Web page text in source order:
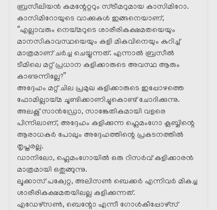
ബ്രസീലിയൻ കമന്റേറ്ററും സ്ട്രീമറുമായ കാസിമിറോ.
കാസിമിറോയുടെ വാക്കുകൾ ഇങ്ങനെയാണ്,
“എല്ലാവരും നെയ്മറുടെ ശാരീരികക്ഷമതയെയും
മാനസികാവസ്ഥയെയും കളി മികവിനെയും കുറിച്ച്
മാത്രമാണ് ചർച്ച ചെയ്യുന്നത്. എന്നാൽ ബ്രസീൽ
ടീമിലെ മറ്റ് പ്രധാന കളിക്കാരുടെ അവസ്ഥ ആരും
കാണുന്നില്ലേ?”
അദ്ദേഹം മറ്റ് ചില പ്രമുഖ കളിക്കാരുടെ ഇപ്പോഴത്തെ
ഫോമില്ലായ്മ ചൂണ്ടിക്കാണിച്ചുകൊണ്ട് ചോദിക്കുന്നു.
അലക്സ് സാൻഡ്രോ, സാങ്കേതികമായി വളരെ
പിന്നിലാണ്, അദ്ദേഹം കളിക്കുന്ന ഫ്ലെമംഗോ ക്ലബ്ബിന്റെ
ആരാധകർ പോലും അദ്ദേഹത്തിന്റെ പ്രകടനത്തിൽ
തൃപ്തരല്ല.
ഡാനിലോ, ഫ്ലെമംഗോയിൽ ഒരു റിസർവ് കളിക്കാരൻ
മാത്രമായി ഒതുങ്ങുന്നു.
ലൂക്കാസ് പക്വേറ്റ, അലിസൺ ബെക്കർ എന്നിവർ മികച്ച
ശാരീരികക്ഷമതയിലല്ല കളിക്കുന്നത്.
എഡേഴ്സൺ, ബെന്റോ എന്നീ ഗോൾകീപ്പോഴ്സ്